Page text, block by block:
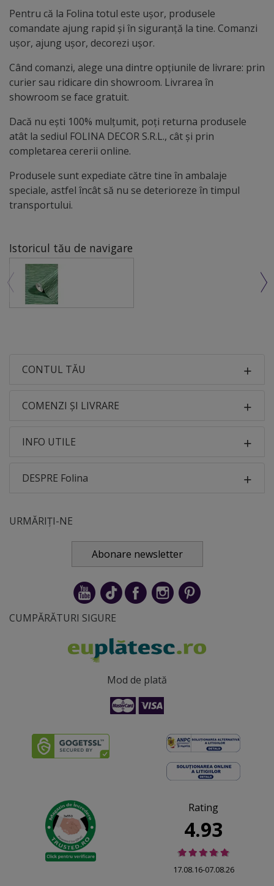
Pentru că la Folina totul este ușor, produsele
comandate ajung rapid și în siguranță la tine. Comanzi
ușor, ajung ușor, decorezi ușor.
Când comanzi, alege una dintre opțiunile de livrare: prin
curier sau ridicare din showroom. Livrarea în
showroom se face gratuit.
Dacă nu ești 100% mulțumit, poți returna produsele
atât la sediul FOLINA DECOR S.R.L., cât și prin
completarea cererii online.
Produsele sunt expediate către tine în ambalaje
speciale, astfel încât să nu se deterioreze în timpul
transportului.
Istoricul tău de navigare
CONTUL TĂU
COMENZI ȘI LIVRARE
INFO UTILE
DESPRE Folina
URMĂRIȚI-NE
Abonare newsletter
CUMPĂRĂTURI SIGURE
Mod de plată
Rating
4.93
17.08.16-07.08.26